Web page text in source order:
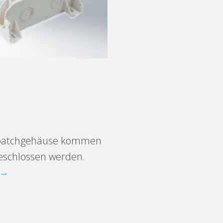
kommen
werden.